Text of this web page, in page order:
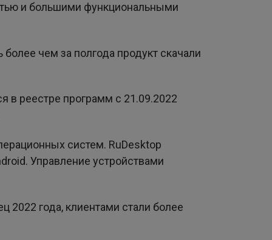
и большими функциональными
чем за полгода продукт скачали
в реестре программ с 21.09.2022
систем. RuDesktop
Управление устройствами
2022 года, клиентами стали более